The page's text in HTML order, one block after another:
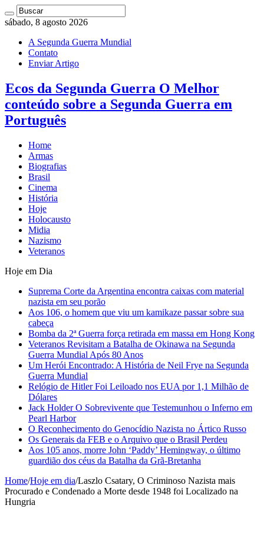
sábado, 8 agosto 2026
A Segunda Guerra Mundial
Contato
Enviar Artigo
Ecos da Segunda Guerra O Melhor
conteúdo sobre a Segunda Guerra em
Português
Home
Armas
Biografias
Brasil
Cinema
História
Hoje
Holocausto
Midia
Nazismo
Veteranos
Hoje em Dia
Suprema Corte da Argentina encontra caixas com material
nazista em seu porão
Aos 106, o homem que viu um kamikaze passar sobre sua
cabeça
Bomba da 2ª Guerra força retirada em massa em Hong Kong
Veteranos Revisitam a Batalha de Okinawa na Segunda
Guerra Mundial Após 80 Anos
Um Herói Encontrado: A História de Neil Frye na Segunda
Guerra Mundial
Relógio de Hitler Foi Leiloado nos EUA por 1,1 Milhão de
Dólares
Jack Holder O Sobrevivente que Testemunhou o Inferno em
Pearl Harbor
O Reconhecimento do Genocídio Nazista no Ártico Russo
Os Generais da FEB e o Arquivo que o Brasil Perdeu
Aos 105 anos, morre John ‘Paddy’ Hemingway, o último
guardião dos céus da Batalha da Grã-Bretanha
Home/Hoje em dia/Laszlo Csatary, O Criminoso Nazista mais
Procurado e Condenado a Morte desde 1948 foi Localizado na
Hungria